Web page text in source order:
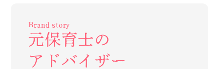
Brand story
元保育士の
アドバイザー